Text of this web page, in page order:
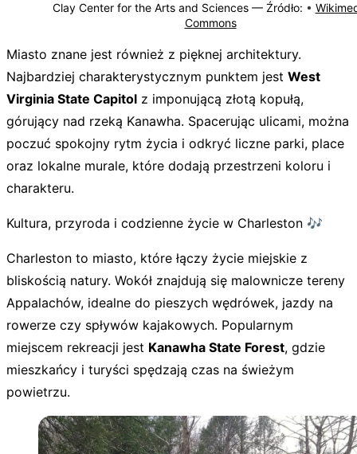
Clay Center for the Arts and Sciences — Źródło: •
Commons
Miasto znane jest również z pięknej architektury.
Najbardziej charakterystycznym punktem jest West
Virginia State Capitol z imponującą złotą kopułą,
górujący nad rzeką Kanawha. Spacerując ulicami, można
poczuć spokojny rytm życia i odkryć liczne parki, place
oraz lokalne murale, które dodają przestrzeni koloru i
charakteru.
Kultura, przyroda i codzienne życie w Charleston 🎶
Charleston to miasto, które łączy życie miejskie z
bliskością natury. Wokół znajdują się malownicze tereny
Appalachów, idealne do pieszych wędrówek, jazdy na
rowerze czy spływów kajakowych. Popularnym
miejscem rekreacji jest Kanawha State Forest, gdzie
mieszkańcy i turyści spędzają czas na świeżym
powietrzu.